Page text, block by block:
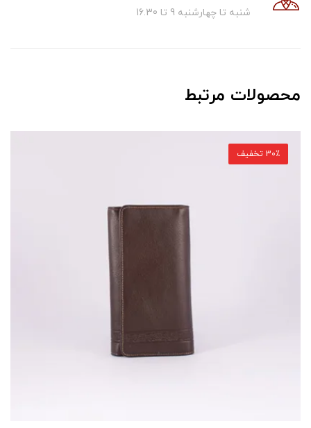
شنبه تا چهارشنبه 9 تا 16.30
محصولات مرتبط
30٪ تخفیف